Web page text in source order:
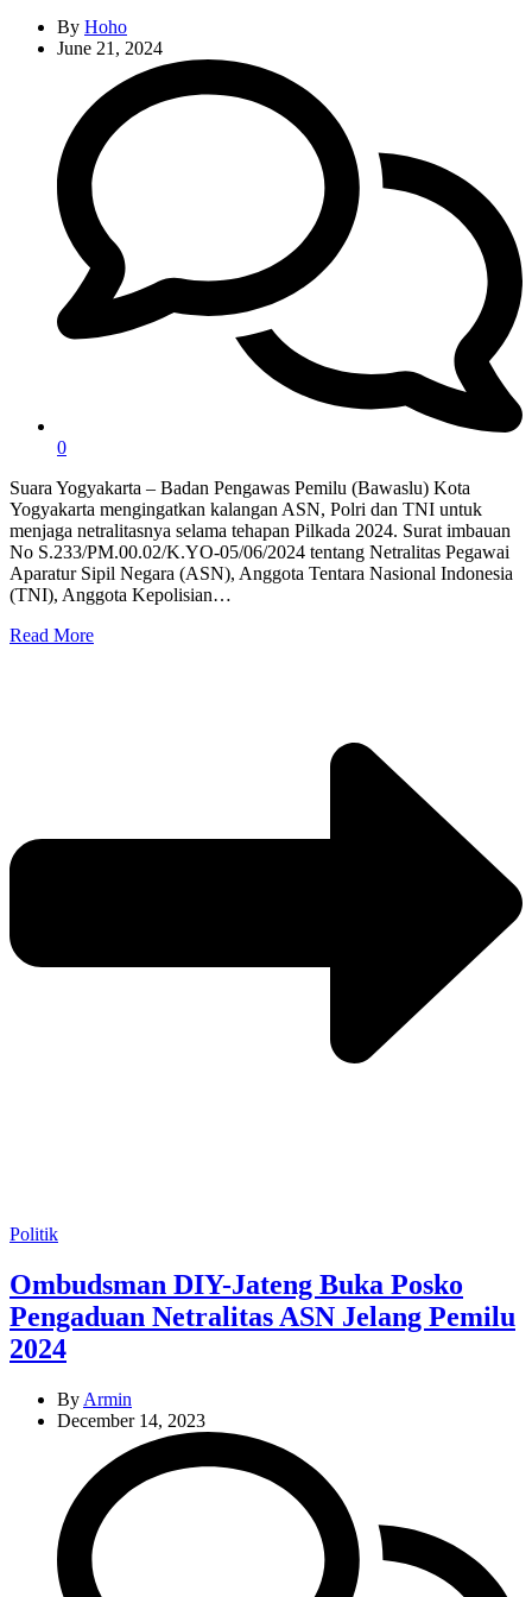
By Hoho
June 21, 2024
0
Suara Yogyakarta – Badan Pengawas Pemilu (Bawaslu) Kota
Yogyakarta mengingatkan kalangan ASN, Polri dan TNI untuk
menjaga netralitasnya selama tehapan Pilkada 2024. Surat imbauan
No S.233/PM.00.02/K.YO-05/06/2024 tentang Netralitas Pegawai
Aparatur Sipil Negara (ASN), Anggota Tentara Nasional Indonesia
(TNI), Anggota Kepolisian…
Read More
Categories
Politik
Ombudsman DIY-Jateng Buka Posko
Pengaduan Netralitas ASN Jelang Pemilu
2024
By Armin
December 14, 2023